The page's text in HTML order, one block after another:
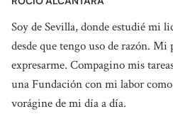
Soy de Sevilla, donde estudié mi
desde que tengo uso de razón.
expresarme. Compagino mis
una Fundación con mi labor
vorágine de mi día a día.